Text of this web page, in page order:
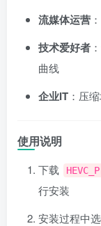
流媒体运营
技术爱好者
曲线
企业IT ：压
使用说明
下载
行安装
安装过程中